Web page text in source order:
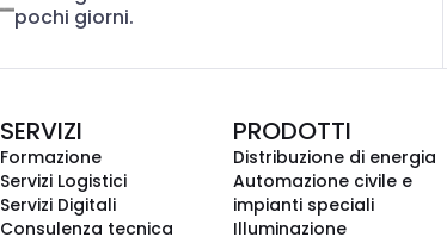
pochi giorni.
SERVIZI
Formazione
Servizi Logistici
Servizi Digitali
Consulenza tecnica
PRODOTTI
Distribuzione di energia
Automazione civile e
impianti speciali
Illuminazione